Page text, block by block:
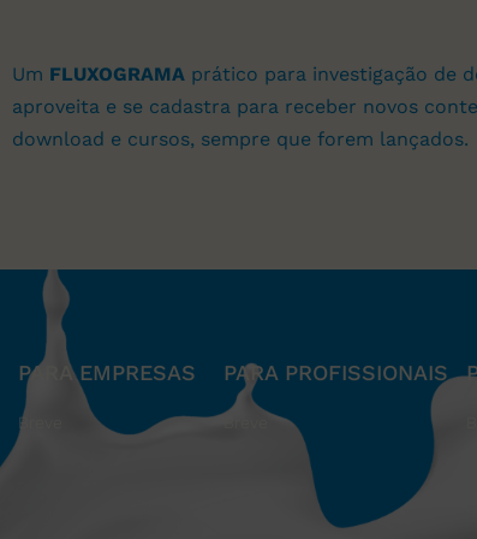
Um FLUXOGRAMA prático para investigação de
aproveita e se cadastra para receber novos
download e cursos, sempre que forem lançados.
PARA EMPRESAS
Breve
PARA PROFISSIONAIS